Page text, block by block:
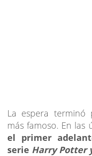
La espera terminó
más famoso. En las
el primer
serie Harry Potter